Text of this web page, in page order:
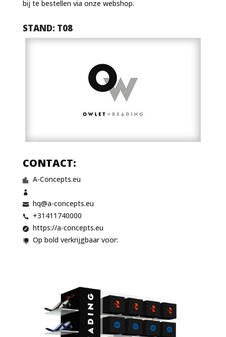
bij te bestellen via onze webshop.
STAND: T08
CONTACT:
 A-Concepts.eu


hq@a-concepts.eu
 +31411740000
 https://a-concepts.eu
 Op bold verkrijgbaar voor: